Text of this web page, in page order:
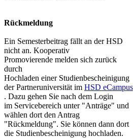
Rückmeldung
Ein Semesterbeitrag fällt an der HSD
nicht an. Kooperativ
Promovierende melden sich zurück
durch
Hochladen einer Studienbescheinigung
der Partneruniversität im HSD eCampus​
. Dazu gehen Sie nach dem Login
im Servicebereich unter "Anträge" und
wählen dort den Antrag
"Rückmeldung". Sie können dann dort
die Studienbescheinigung hochladen.